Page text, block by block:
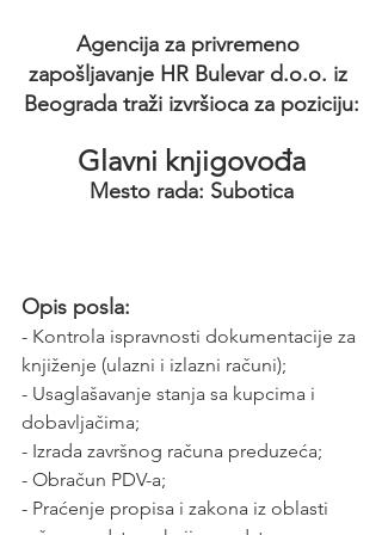
Agencija za privremeno
zapošljavanje HR Bulevar d.o.o. iz
Beograda traži izvršioca za poziciju:
Glavni knjigovođa
Mesto rada: Subotica
Opis posla:
- Kontrola ispravnosti dokumentacije za
knjiženje (ulazni i izlazni računi);
- Usaglašavanje stanja sa kupcima i
dobavljačima;
- Izrada završnog računa preduzeća;
- Obračun PDV-a;
- Praćenje propisa i zakona iz oblasti